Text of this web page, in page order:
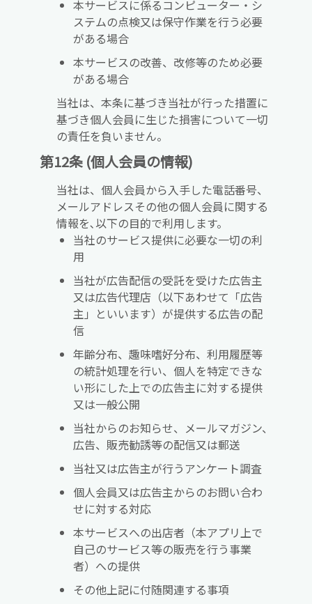
本サービスに係るコンピューター・シ
ステムの点検又は保守作業を行う必要
がある場合
本サービスの改善、改修等のため必要
がある場合
当社は、本条に基づき当社が行った措置に
基づき個人会員に生じた損害について一切
の責任を負いません。
第12条 (個人会員の情報)
当社は、個人会員から入手した電話番号、
メールアドレスその他の個人会員に関する
情報を､以下の目的で利用します。
当社のサービス提供に必要な一切の利
用
当社が広告配信の受託を受けた広告主
又は広告代理店（以下あわせて「広告
主」といいます）が提供する広告の配
信
年齢分布、趣味嗜好分布、利用履歴等
の統計処理を行い、個人を特定できな
い形にした上での広告主に対する提供
又は一般公開
当社からのお知らせ、メールマガジン、
広告、販売勧誘等の配信又は郵送
当社又は広告主が行うアンケート調査
個人会員又は広告主からのお問い合わ
せに対する対応
本サービスへの出店者（本アプリ上で
自己のサービス等の販売を行う事業
者）への提供
その他上記に付随関連する事項